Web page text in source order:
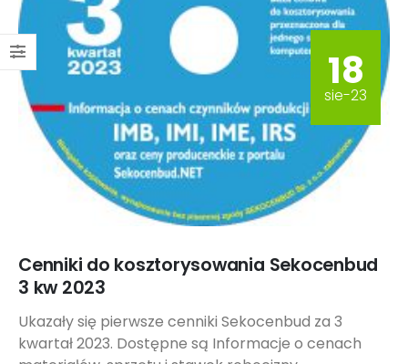
18
sie-23
Cenniki do kosztorysowania Sekocenbud
3 kw 2023
Ukazały się pierwsze cenniki Sekocenbud za 3
kwartał 2023. Dostępne są Informacje o cenach